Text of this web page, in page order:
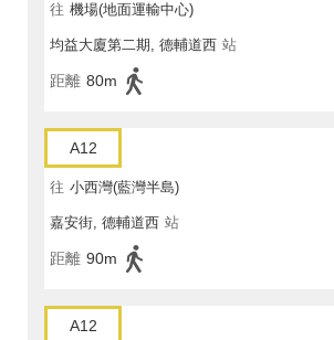
往 機場(地面運輸中心)
均益大廈第二期, 德輔道西 站
距離 80m
A12
往 小西灣(藍灣半島)
嘉安街, 德輔道西 站
距離 90m
A12